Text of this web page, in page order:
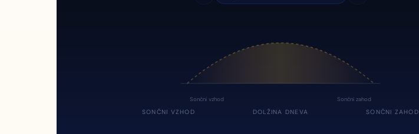
Sončni vzhod Sončni zahod
SONČNI VZHOD DOLŽINA DNEVA SONČNI ZAHOD